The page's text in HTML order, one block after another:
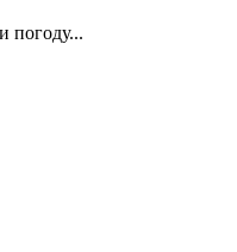
погоду...